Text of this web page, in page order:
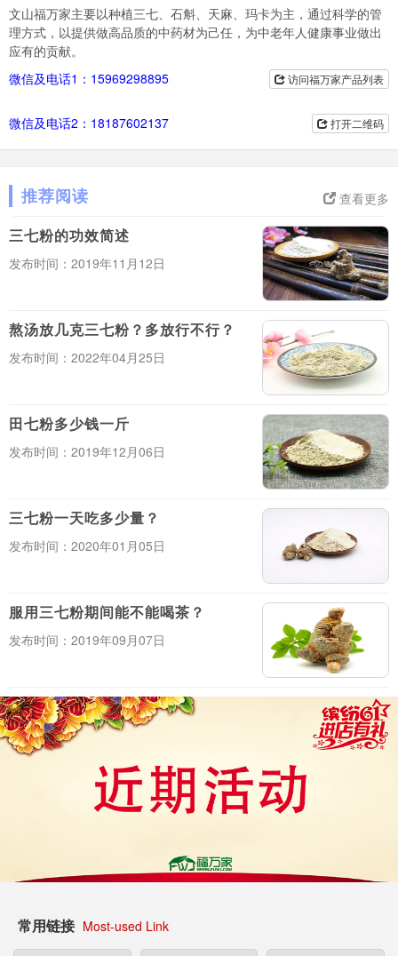
文山福万家主要以种植三七、石斛、天麻、玛卡为主，通过科学的管
理方式，以提供做高品质的中药材为己任，为中老年人健康事业做出
应有的贡献。
访问福万家产品列表
微信及电话1：15969298895
打开二维码
微信及电话2：18187602137
查看更多
推荐阅读
三七粉的功效简述
发布时间：2019年11月12日
熬汤放几克三七粉？多放行不行？
发布时间：2022年04月25日
田七粉多少钱一斤
发布时间：2019年12月06日
三七粉一天吃多少量？
发布时间：2020年01月05日
服用三七粉期间能不能喝茶？
发布时间：2019年09月07日
常用链接 Most-used Link